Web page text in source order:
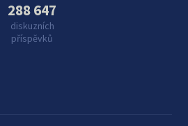
288 647
diskuzních
příspěvků